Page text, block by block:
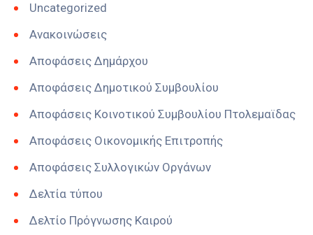
Uncategorized
Ανακοινώσεις
Αποφάσεις Δημάρχου
Αποφάσεις Δημοτικού Συμβουλίου
Αποφάσεις Κοινοτικού Συμβουλίου Πτολεμαϊδας
Αποφάσεις Οικονομικής Επιτροπής
Αποφάσεις Συλλογικών Οργάνων
Δελτία τύπου
Δελτίο Πρόγνωσης Καιρού